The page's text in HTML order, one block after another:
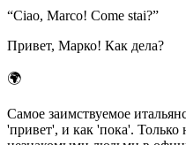
“Ciao, Marco! Come stai?”
Привет, Марко! Как дела?
🌍
Самое заимствуемое
'привет', и как 'пока'. Только